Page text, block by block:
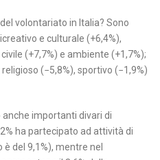
volontariato in Italia? Sono
e culturale (+6,4%),
(+7,7%) e ambiente (+1,7%);
(−5,8%), sportivo (−1,9%)
importanti divari di
ha partecipato ad attività di
del 9,1%), mentre nel